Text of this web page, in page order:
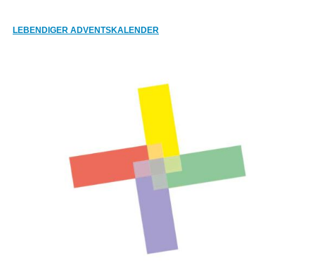
LEBENDIGER ADVENTSKALENDER